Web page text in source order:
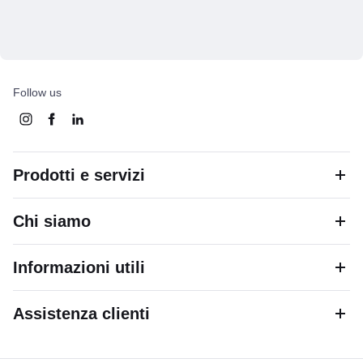
Follow us
Prodotti e servizi
Chi siamo
Informazioni utili
Assistenza clienti